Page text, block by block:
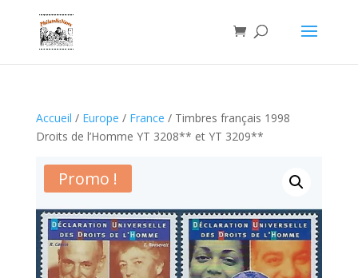
Accueil / Europe / France / Timbres français 1998
Droits de l’Homme YT 3208** et YT 3209**
Promo !